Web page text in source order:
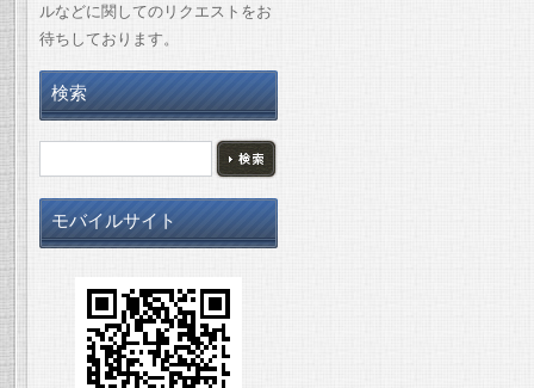
ルなどに関してのリクエストをお
待ちしております。
検索
モバイルサイト